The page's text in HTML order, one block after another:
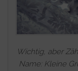
Wichtig, aber
Name: Kleine